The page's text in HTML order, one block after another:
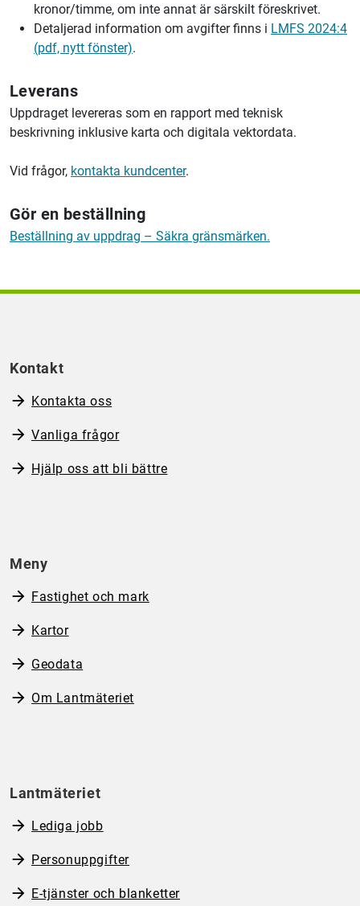
kronor/timme, om inte annat är särskilt föreskrivet.
Detaljerad information om avgifter finns i LMFS 2024:4
(pdf, nytt fönster).
Leverans
Uppdraget levereras som en rapport med teknisk
beskrivning inklusive karta och digitala vektordata.
Vid frågor, kontakta kundcenter.
Gör en beställning
Beställning av uppdrag – Säkra gränsmärken.
Kontakt
Kontakta oss
Vanliga frågor
Hjälp oss att bli bättre
Meny
Fastighet och mark
Kartor
Geodata
Om Lantmäteriet
Lantmäteriet
Lediga jobb
Personuppgifter
E-tjänster och blanketter